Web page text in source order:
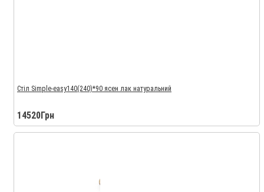
Стіл Simple-easy140(240)*90 ясен лак натуральний
14520Грн